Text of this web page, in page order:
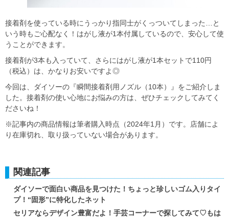
接着剤を使っている時にうっかり指同士がくっついてしまった…と
いう時もご心配なく！はがし液が1本付属しているので、安心して使
うことができます。
接着剤が3本も入っていて、さらにはがし液が1本セットで110円
（税込）は、かなりお安いですよ◎
今回は、ダイソーの『瞬間接着剤用ノズル（10本）』をご紹介しま
した。接着剤の使い心地にお悩みの方は、ぜひチェックしてみてく
ださいね！
※記事内の商品情報は筆者購入時点（2024年1月）です。店舗によ
り在庫切れ、取り扱っていない場合があります。
関連記事
ダイソーで面白い商品を見つけた！ちょっと珍しいゴム入りタイ
プ！“固形”に特化したネット
セリアならデザイン豊富だよ！手芸コーナーで探してみて♡もは